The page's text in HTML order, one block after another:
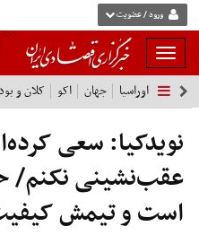
ورود / عضویت
بار
و
بسته
نمودن
فهرست
اوراسیا جهان اکو کلان و
نویدکیا: سعی
عقب‌نشینی نکنم/
است و تیمش